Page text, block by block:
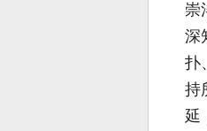
崇
深
扑
持
延